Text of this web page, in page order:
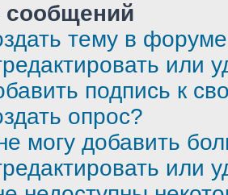
сообщений
тему в
или
подпись к
опрос?
могу добавить
или